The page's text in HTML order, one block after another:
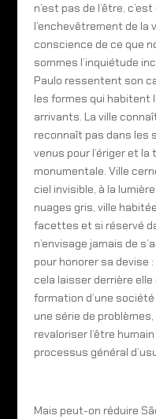
n’est pas de l’être,
l’enchevêtrement de la
conscience de ce que
sommes l’inquiétude
Paulo ressentent son
les formes qui habitent
arrivants. La ville
reconnaît pas dans les
venus pour l’ériger et
monumentale. Ville
ciel invisible, à la
nuages gris, ville
facettes et si réservé
n’envisage jamais de
pour honorer sa devise
cela laisser derrière
formation d’une
une série de
revaloriser l’être
processus général
Mais peut-on réduire